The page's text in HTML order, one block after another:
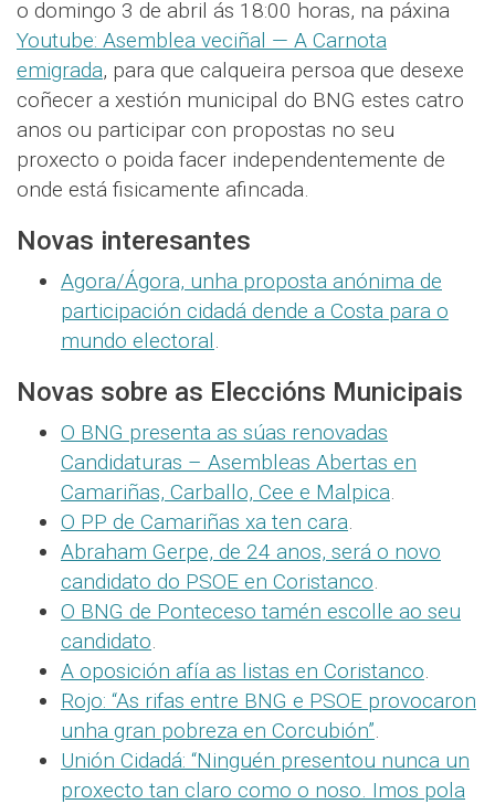
o domingo 3 de abril ás 18:00 horas, na páxina
Youtube: Asemblea veciñal — A Carnota
emigrada, para que calqueira persoa que desexe
coñecer a xestión municipal do BNG estes catro
anos ou participar con propostas no seu
proxecto o poida facer independentemente de
onde está fisicamente afincada.
Novas interesantes
Agora/Ágora, unha proposta anónima de
participación cidadá dende a Costa para o
mundo electoral.
Novas sobre as Eleccións Municipais
O BNG presenta as súas renovadas
Candidaturas – Asembleas Abertas en
Camariñas, Carballo, Cee e Malpica.
O PP de Camariñas xa ten cara.
Abraham Gerpe, de 24 anos, será o novo
candidato do PSOE en Coristanco.
O BNG de Ponteceso tamén escolle ao seu
candidato.
A oposición afía as listas en Coristanco.
Rojo: “As rifas entre BNG e PSOE provocaron
unha gran pobreza en Corcubión”.
Unión Cidadá: “Ninguén presentou nunca un
proxecto tan claro como o noso. Imos pola